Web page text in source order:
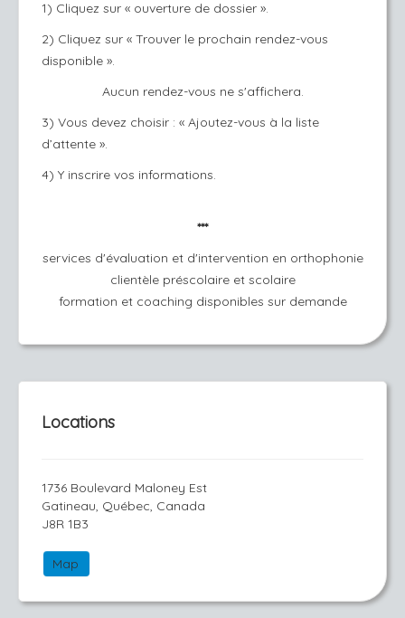
1) Cliquez sur « ouverture de dossier ».
2) Cliquez sur « Trouver le prochain rendez-vous
disponible ».
Aucun rendez-vous ne s'affichera.
3) Vous devez choisir : « Ajoutez-vous à la liste
d’attente ».
4) Y inscrire vos informations.
***
services d'évaluation et d'intervention en orthophonie
clientèle préscolaire et scolaire
formation et coaching disponibles sur demande
Locations
1736 Boulevard Maloney Est
Gatineau, Québec, Canada
J8R 1B3
Map